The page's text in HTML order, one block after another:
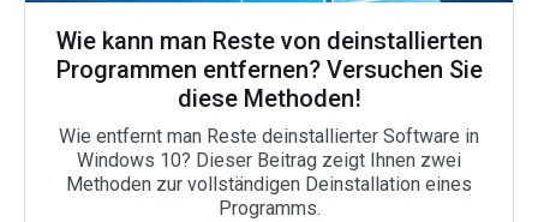
Wie kann man Reste von deinstallierten
Programmen entfernen? Versuchen Sie
diese Methoden!
Wie entfernt man Reste deinstallierter Software in
Windows 10? Dieser Beitrag zeigt Ihnen zwei
Methoden zur vollständigen Deinstallation eines
Programms.